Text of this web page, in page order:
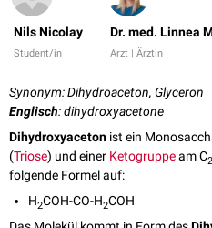
Nils Nicolay
Student/in
Dr. med. Linnea
Arzt | Ärztin
Synonym: Dihydroaceton, Glyceron
Englisch: dihydroxyacetone
Dihydroxyaceton ist ein
(Triose) und einer Ketogruppeam C2
folgende Formel auf:
H2COH-CO-H2COH